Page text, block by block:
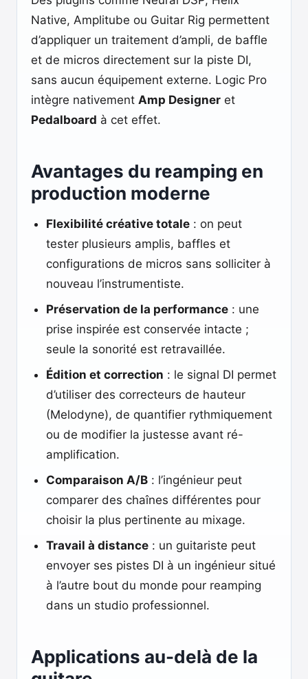
Native, Amplitube ou Guitar Rig permettent
d’appliquer un traitement d’ampli, de baffle
et de micros directement sur la piste DI,
sans aucun équipement externe. Logic Pro
intègre nativement Amp Designer et
Pedalboard à cet effet.
Avantages du reamping en
production moderne
Flexibilité créative totale : on peut
tester plusieurs amplis, baffles et
configurations de micros sans solliciter à
nouveau l’instrumentiste.
Préservation de la performance : une
prise inspirée est conservée intacte ;
seule la sonorité est retravaillée.
Édition et correction : le signal DI permet
d’utiliser des correcteurs de hauteur
(Melodyne), de quantifier rythmiquement
ou de modifier la justesse avant ré-
amplification.
Comparaison A/B : l’ingénieur peut
comparer des chaînes différentes pour
choisir la plus pertinente au mixage.
Travail à distance : un guitariste peut
envoyer ses pistes DI à un ingénieur situé
à l’autre bout du monde pour reamping
dans un studio professionnel.
Applications au-delà de la